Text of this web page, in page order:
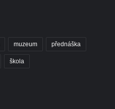
muzeum přednáška
škola